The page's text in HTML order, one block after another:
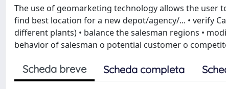
The use of geomarketing technology allows the user
find best location for a new depot/agency/... • verify
different plants) • balance the salesman regions •
behavior of salesman o potential customer o
Scheda breve Scheda completa